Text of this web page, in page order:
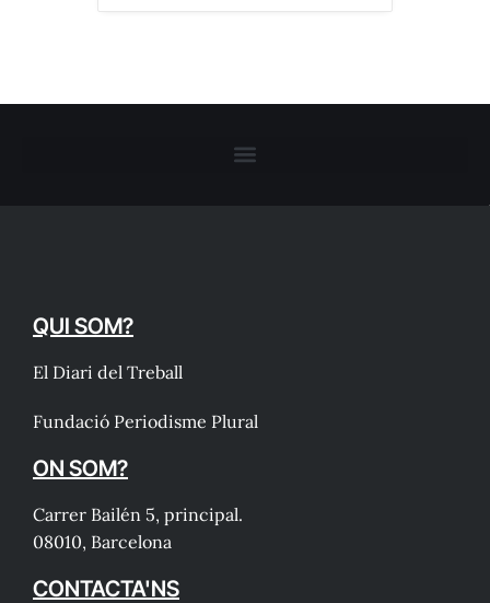
QUI SOM?
El Diari del Treball
Fundació Periodisme Plural
ON SOM?
Carrer Bailén 5, principal.
08010, Barcelona
CONTACTA'NS